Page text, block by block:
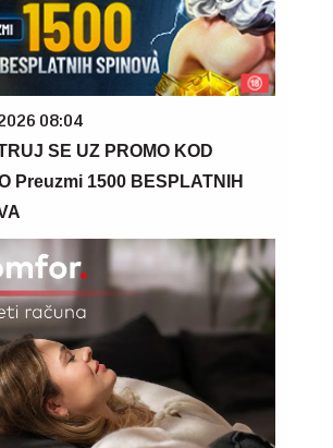
08:04
SE UZ PROMO KOD
Preuzmi 1500 BESPLATNIH